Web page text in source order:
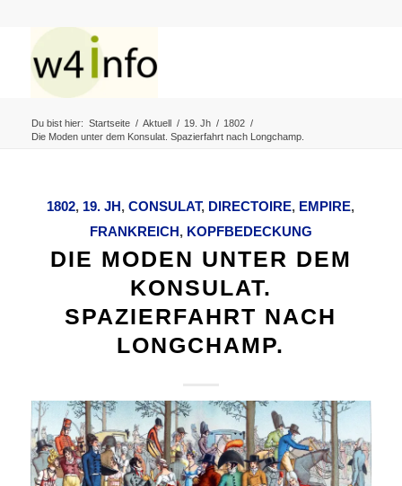
Du bist hier: Startseite / Aktuell / 19. Jh / 1802 /
Die Moden unter dem Konsulat. Spazierfahrt nach Longchamp.
1802, 19. JH,CONSULAT, DIRECTOIRE, EMPIRE,
FRANKREICH, KOPFBEDECKUNG
DIE MODEN UNTER DEM
KONSULAT.
SPAZIERFAHRT NACH
LONGCHAMP.